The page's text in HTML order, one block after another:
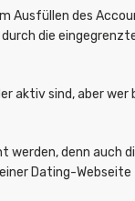
Ausfüllen des
die
aktiv sind, aber wer
denn auch
Dating-